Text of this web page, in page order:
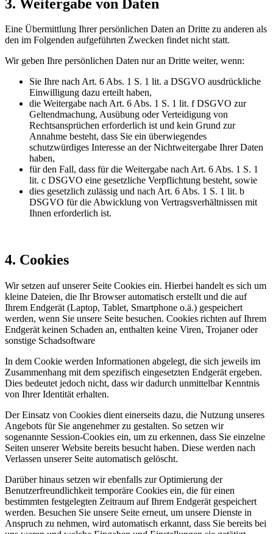
3. Weitergabe von Daten
Eine Übermittlung Ihrer persönlichen Daten an Dritte zu anderen als
den im Folgenden aufgeführten Zwecken findet nicht statt.
Wir geben Ihre persönlichen Daten nur an Dritte weiter, wenn:
Sie Ihre nach Art. 6 Abs. 1 S. 1 lit. a DSGVO ausdrückliche
Einwilligung dazu erteilt haben,
die Weitergabe nach Art. 6 Abs. 1 S. 1 lit. f DSGVO zur
Geltendmachung, Ausübung oder Verteidigung von
Rechtsansprüchen erforderlich ist und kein Grund zur
Annahme besteht, dass Sie ein überwiegendes
schutzwürdiges Interesse an der Nichtweitergabe Ihrer Daten
haben,
für den Fall, dass für die Weitergabe nach Art. 6 Abs. 1 S. 1
lit. c DSGVO eine gesetzliche Verpflichtung besteht, sowie
dies gesetzlich zulässig und nach Art. 6 Abs. 1 S. 1 lit. b
DSGVO für die Abwicklung von Vertragsverhältnissen mit
Ihnen erforderlich ist.
4. Cookies
Wir setzen auf unserer Seite Cookies ein. Hierbei handelt es sich um
kleine Dateien, die Ihr Browser automatisch erstellt und die auf
Ihrem Endgerät (Laptop, Tablet, Smartphone o.ä.) gespeichert
werden, wenn Sie unsere Seite besuchen. Cookies richten auf Ihrem
Endgerät keinen Schaden an, enthalten keine Viren, Trojaner oder
sonstige Schadsoftware
In dem Cookie werden Informationen abgelegt, die sich jeweils im
Zusammenhang mit dem spezifisch eingesetzten Endgerät ergeben.
Dies bedeutet jedoch nicht, dass wir dadurch unmittelbar Kenntnis
von Ihrer Identität erhalten.
Der Einsatz von Cookies dient einerseits dazu, die Nutzung unseres
Angebots für Sie angenehmer zu gestalten. So setzen wir
sogenannte Session-Cookies ein, um zu erkennen, dass Sie einzelne
Seiten unserer Website bereits besucht haben. Diese werden nach
Verlassen unserer Seite automatisch gelöscht.
Darüber hinaus setzen wir ebenfalls zur Optimierung der
Benutzerfreundlichkeit temporäre Cookies ein, die für einen
bestimmten festgelegten Zeitraum auf Ihrem Endgerät gespeichert
werden. Besuchen Sie unsere Seite erneut, um unsere Dienste in
Anspruch zu nehmen, wird automatisch erkannt, dass Sie bereits bei